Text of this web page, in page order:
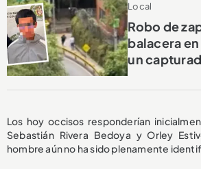
Local
Robo de
balacera
un
Los hoy occisos responderían
Sebastián Rivera Bedoya y Orley
hombre aún no ha sido plenamente